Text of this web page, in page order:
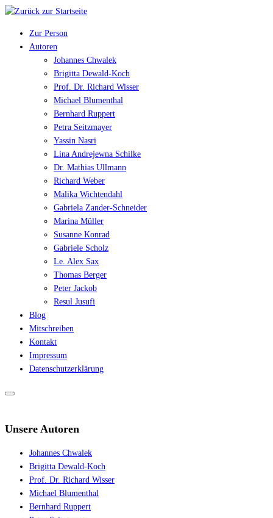
Zur Person
Autoren
Johannes Chwalek
Brigitta Dewald-Koch
Prof. Dr. Richard Wisser
Michael Blumenthal
Bernhard Ruppert
Petra Seitzmayer
Yassin Nasri
Lina Andrejewna Schilke
Dr. Mathias Ullmann
Richard Weber
Malika Wichtendahl
Gabriela Zander-Schneider
Marina Müller
Susanne Konrad
Gabriele Scholz
Le. Alex Sax
Thomas Berger
Peter Jackob
Resul Jusufi
Blog
Mitschreiben
Kontakt
Impressum
Datenschutzerklärung
Unsere Autoren
Johannes Chwalek
Brigitta Dewald-Koch
Prof. Dr. Richard Wisser
Michael Blumenthal
Bernhard Ruppert